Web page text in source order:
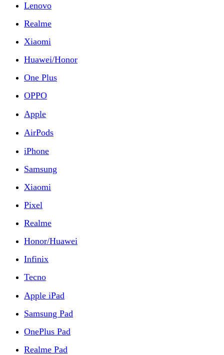
Lenovo
Realme
Xiaomi
Huawei/Honor
One Plus
OPPO
Apple
AirPods
iPhone
Samsung
Xiaomi
Pixel
Realme
Honor/Huawei
Infinix
Tecno
Apple iPad
Samsung Pad
OnePlus Pad
Realme Pad